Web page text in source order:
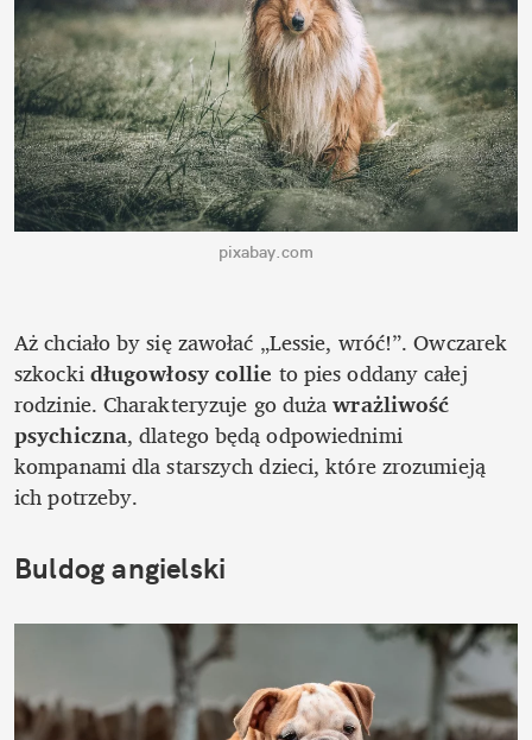
pixabay.com
Aż chciało by się zawołać „Lessie, wróć!”. Owczarek
szkocki długowłosy collie to pies oddany całej
rodzinie. Charakteryzuje go duża wrażliwość
psychiczna, dlatego będą odpowiednimi
kompanami dla starszych dzieci, które zrozumieją
ich potrzeby.
Buldog angielski